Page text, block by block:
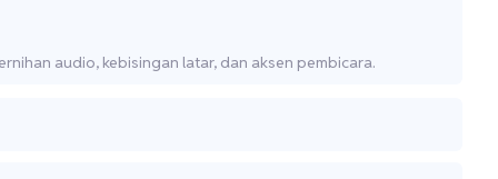
audio, kebisingan latar, dan aksen pembicara.